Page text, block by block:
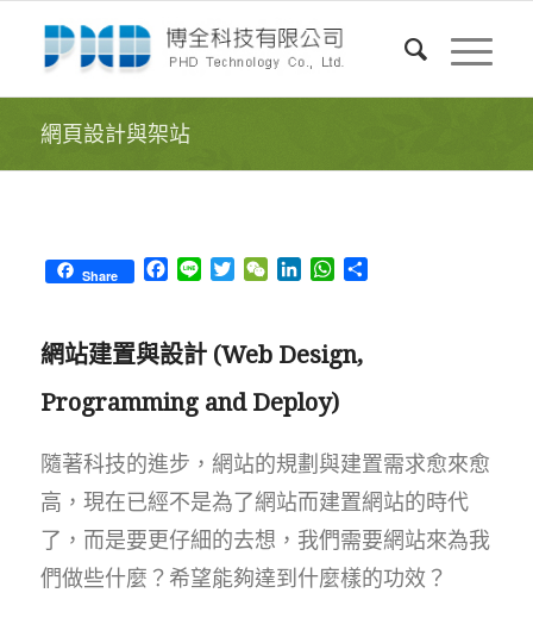
網頁設計與架站
Share Facebook
LineTwitterWeChatLinkedInWhatsApp
Share
網站建置與設計 (Web Design,
Programming and Deploy)
隨著科技的進步，網站的規劃與建置需求愈來愈
高，現在已經不是為了網站而建置網站的時代
了，而是要更仔細的去想，我們需要網站來為我
們做些什麼？希望能夠達到什麼樣的功效？